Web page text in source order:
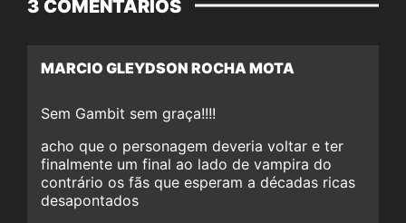
3 COMENTÁRIOS
MARCIO GLEYDSON ROCHA MOTA
Sem Gambit sem graça!!!!
acho que o personagem deveria voltar e ter
finalmente um final ao lado de vampira do
contrário os fãs que esperam a décadas ricas
desapontados